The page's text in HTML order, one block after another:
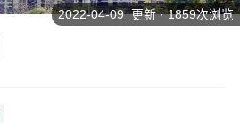
2022-04-09 更新 · 1859次浏览